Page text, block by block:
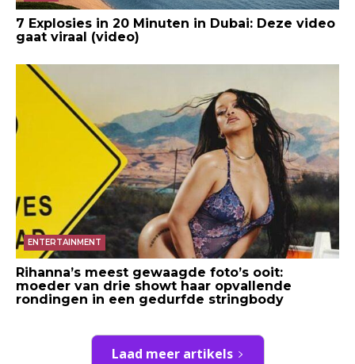
7 Explosies in 20 Minuten in Dubai: Deze video
gaat viraal (video)
ENTERTAINMENT
Rihanna’s meest gewaagde foto’s ooit:
moeder van drie showt haar opvallende
rondingen in een gedurfde stringbody
Laad meer artikels